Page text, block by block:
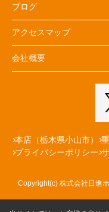
ブログ
アクセスマップ
会社概要
本店（栃木県小山市）
プライバシーポリシー
Copyright(c) 株式会社日進